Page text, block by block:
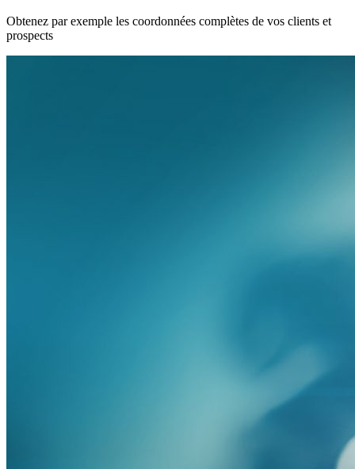
Obtenez par exemple les coordonnées complètes de vos clients et
prospects